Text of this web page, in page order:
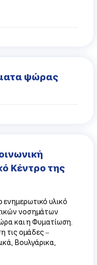
ψώρας
Κέντρο της
υλικό
νοσημάτων
και η Φυματίωση.
τις ομάδες –
Βουλγάρικα,